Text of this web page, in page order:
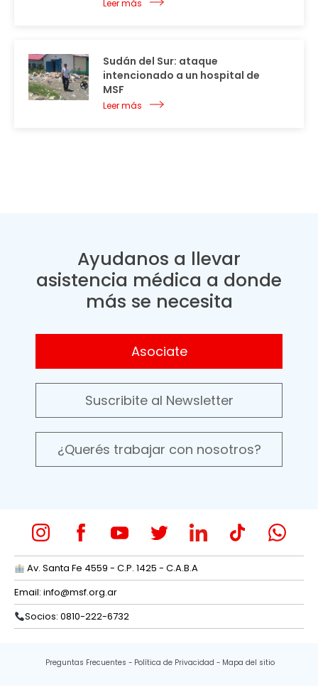
Leer más
Sudán del Sur: ataque
intencionado a un hospital de
MSF
Leer más
Ayudanos a llevar
asistencia médica a donde
más se necesita
Asociate
Suscribite al Newsletter
¿Querés trabajar con nosotros?
Av. Santa Fe 4559 - C.P. 1425 - C.A.B.A
Email: info@msf.org.ar
Socios: 0810-222-6732
Preguntas Frecuentes Política de Privacidad Mapa del sitio